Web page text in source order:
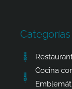
Categorías
Cocina